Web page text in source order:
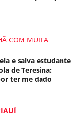
COM MUITA
e salva estudante
de Teresina:
ter me dado